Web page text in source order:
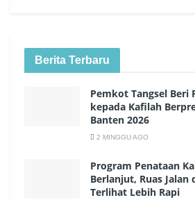
Berita Terbaru
Pemkot Tangsel Beri
kepada Kafilah
Banten 2026
2 MINGGU AGO
Program Penataan
Berlanjut, Ruas Jalan
Terlihat Lebih Rapi